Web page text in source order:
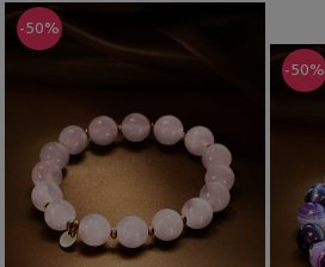
-50%
-50%